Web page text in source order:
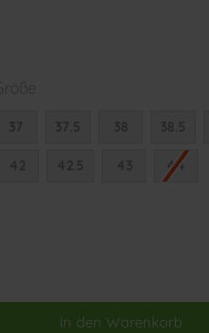
44
In den Warenkorb